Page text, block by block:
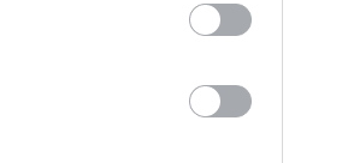
nemzeti valutája, amióta
függetlenségét, a Piréz
tudják azonban, hogy